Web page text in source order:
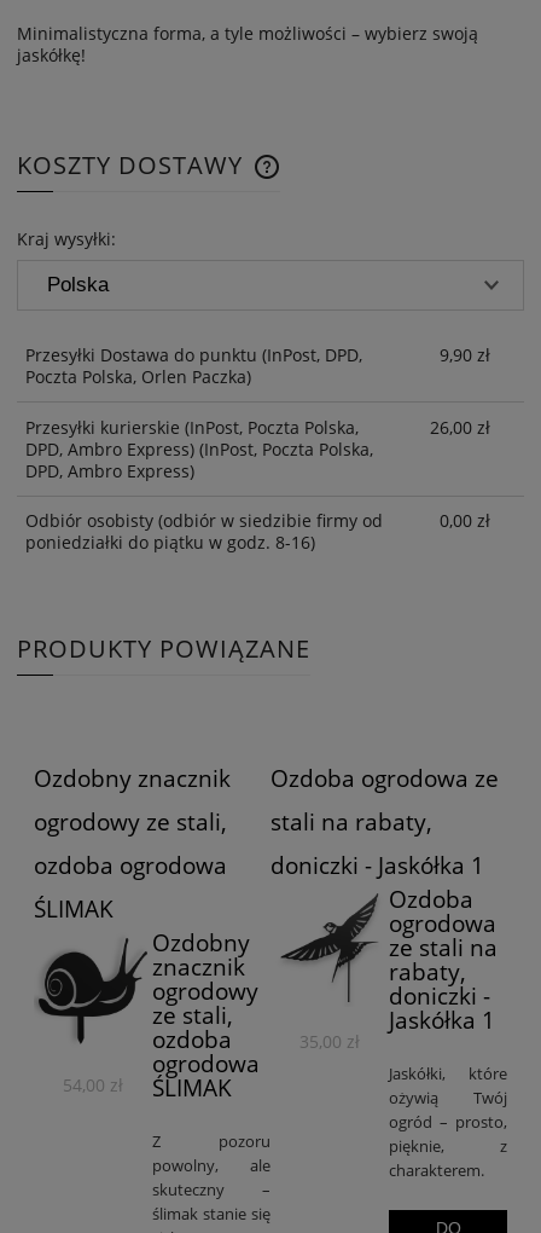
Minimalistyczna forma, a tyle możliwości – wybierz swoją
jaskółkę!
KOSZTY DOSTAWY
Kraj wysyłki:
Przesyłki Dostawa do punktu (InPost, DPD,
Poczta Polska, Orlen Paczka)
9,90 zł
Przesyłki kurierskie (InPost, Poczta Polska,
DPD, Ambro Express) (InPost, Poczta Polska,
DPD, Ambro Express)
26,00 zł
Odbiór osobisty (odbiór w siedzibie firmy od
poniedziałki do piątku w godz. 8-16)
0,00 zł
PRODUKTY POWIĄZANE
Ozdobny znacznik
ogrodowy ze stali,
ozdoba ogrodowa
ŚLIMAK
54,00 zł
Ozdobny
znacznik
ogrodowy
ze stali,
ozdoba
ogrodowa
ŚLIMAK
Z pozoru
powolny, ale
skuteczny –
ślimak stanie się
Ozdoba ogrodowa ze
stali na rabaty,
doniczki - Jaskółka 1
35,00 zł
Ozdoba
ogrodowa
ze stali na
rabaty,
doniczki -
Jaskółka 1
Jaskółki, które
ożywią Twój
ogród – prosto,
pięknie, z
charakterem.
DO